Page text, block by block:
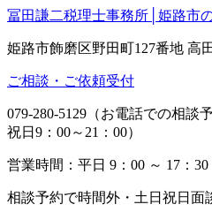
冨田謙二税理士事務所│姫路市
姫路市飾磨区野田町127番地 高
ご相談・ご依頼受付
079-280-5129（お電話での相談
祝日9：00～21：00）
営業時間：平日 9：00 ～ 17：30
相談予約で時間外・土日祝日面